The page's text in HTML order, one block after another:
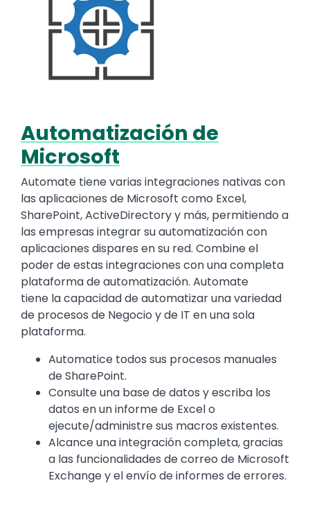
Text
Automatización de
Microsoft
Automate tiene varias integraciones nativas con
las aplicaciones de Microsoft como Excel,
SharePoint, ActiveDirectory y más, permitiendo a
las empresas integrar su automatización con
aplicaciones dispares en su red. Combine el
poder de estas integraciones con una completa
plataforma de automatización. Automate
tiene la capacidad de automatizar una variedad
de procesos de Negocio y de IT en una sola
plataforma.
Automatice todos sus procesos manuales
de SharePoint.
Consulte una base de datos y escriba los
datos en un informe de Excel o
ejecute/administre sus macros existentes.
Alcance una integración completa, gracias
a las funcionalidades de correo de Microsoft
Exchange y el envío de informes de errores.